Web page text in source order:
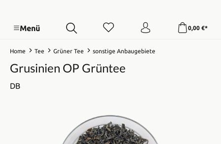
Menü 0,00 €*
Home Tee Grüner Tee sonstige Anbaugebiete
Grusinien OP Grüntee
DB
Bildergalerie überspringen